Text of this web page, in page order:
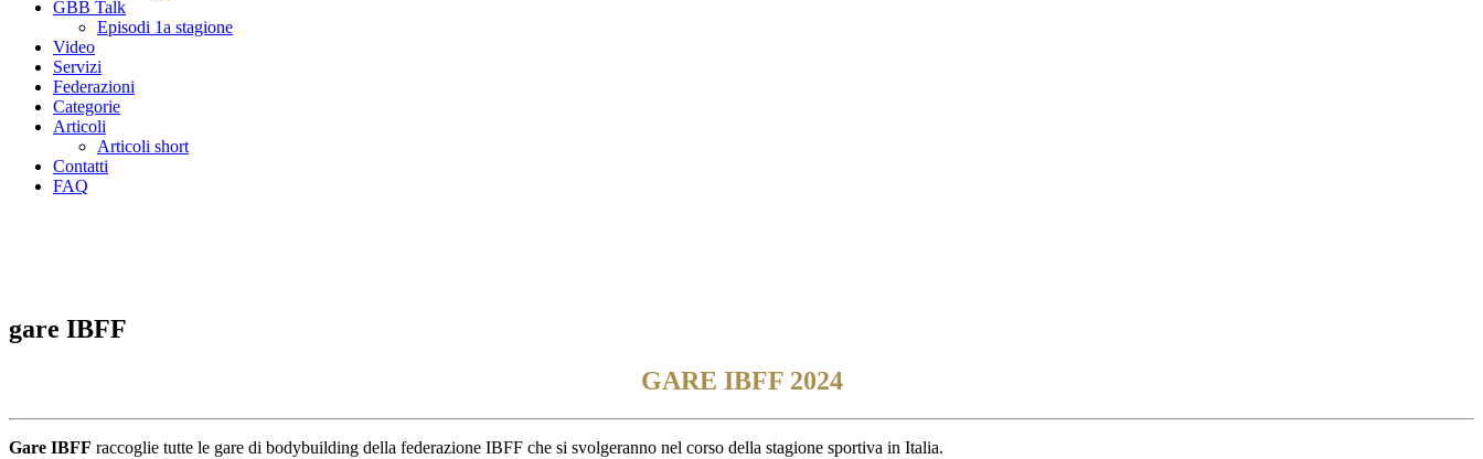
GBB Talk
Episodi 1a stagione
Video
Servizi
Federazioni
Categorie
Articoli
Articoli short
Contatti
FAQ
gare IBFF
GARE IBFF 2024
Gare IBFF raccoglie tutte le gare di bodybuilding della federazione IBFF che si svolgeranno nel corso della stagione sportiva in Italia.